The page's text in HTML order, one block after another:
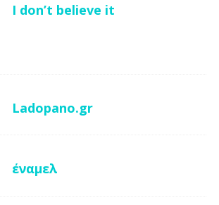
I don’t believe it
Ladopano.gr
έναμελ